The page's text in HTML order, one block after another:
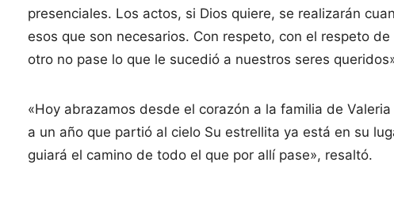
presenciales. Los actos, si Dios quiere, se realizarán
esos que son necesarios. Con respeto, con el respeto
otro no pase lo que le sucedió a nuestros seres
«Hoy abrazamos desde el corazón a la familia de
a un año que partió al cielo Su estrellita ya está en su
guiará el camino de todo el que por allí pase», resaltó.